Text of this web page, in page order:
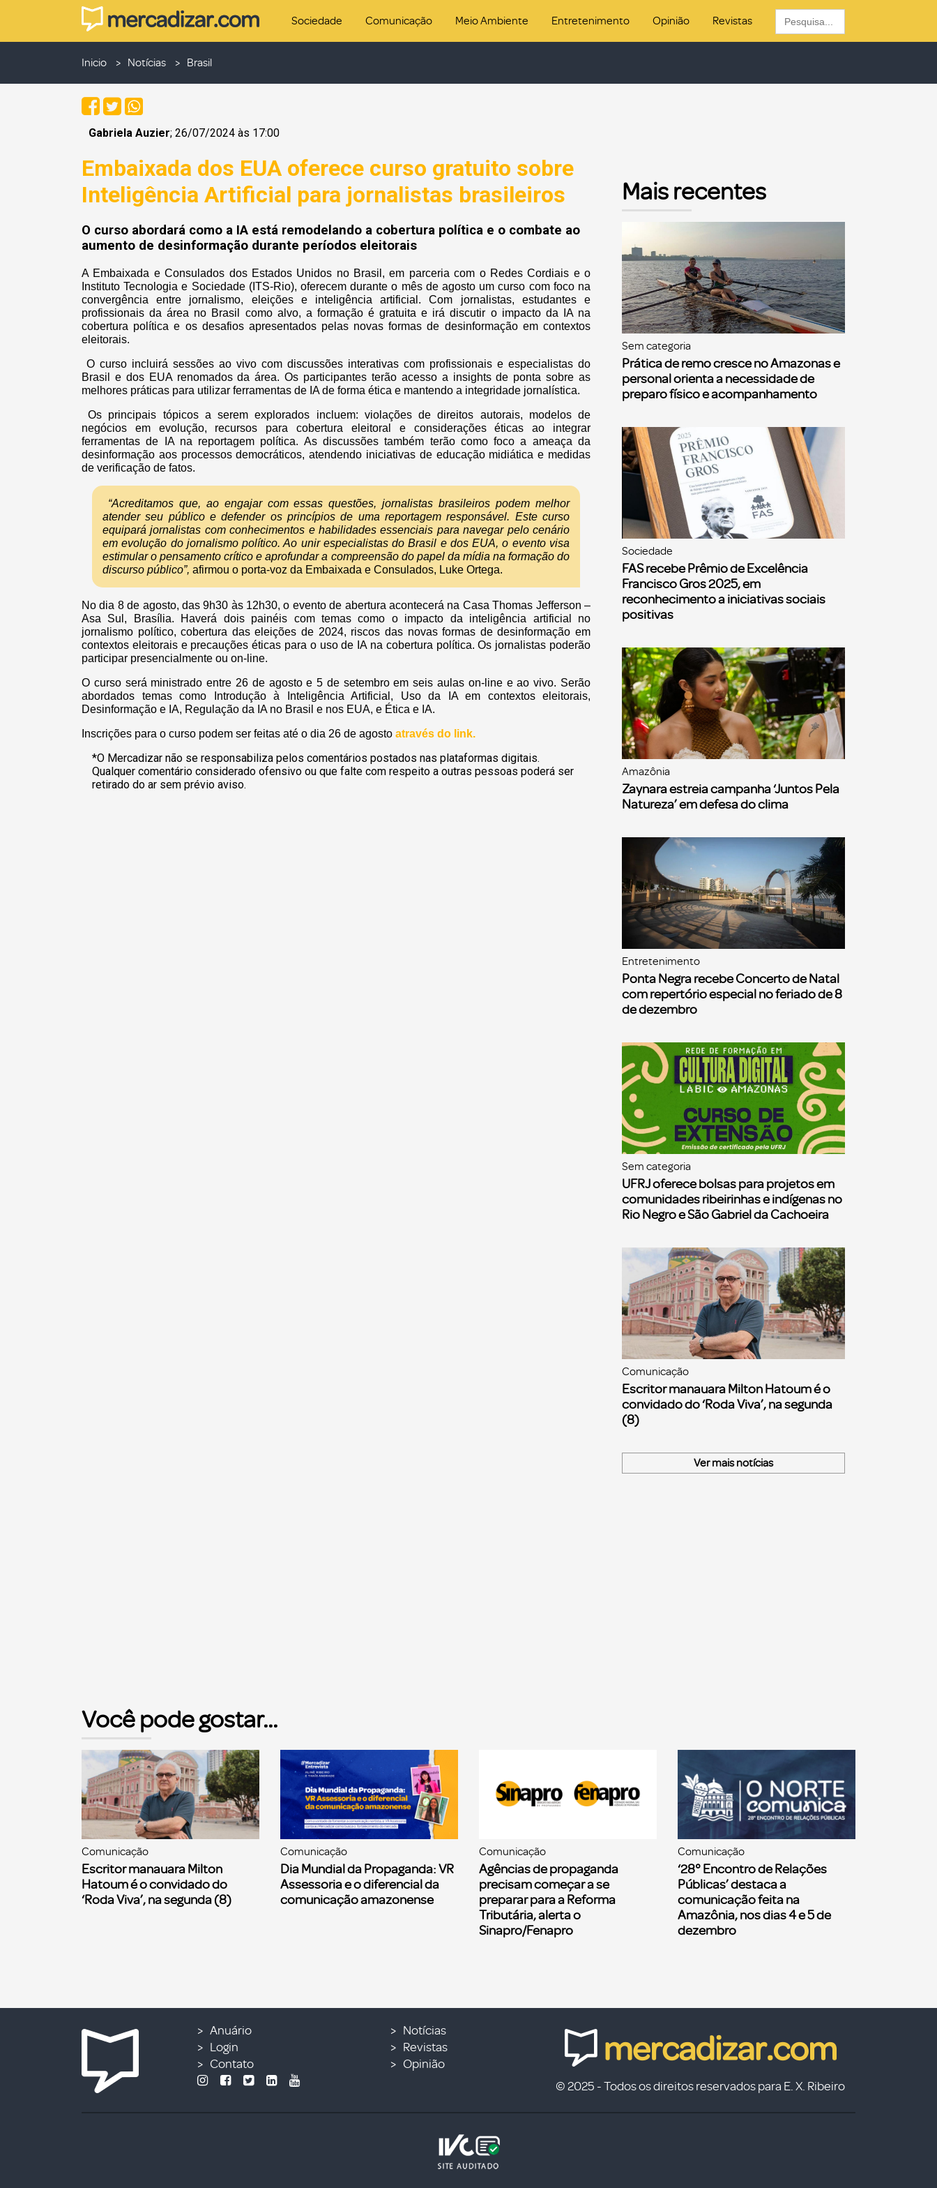
Sociedade Comunicação Meio Ambiente Entretenimento Opinião Revistas
Search
for:
Inicio Notícias Brasil
Gabriela Auzier; 26/07/2024 às 17:00
Embaixada dos EUA oferece curso gratuito sobre
Inteligência Artificial para jornalistas brasileiros
O curso abordará como a IA está remodelando a cobertura política e o combate ao
aumento de desinformação durante períodos eleitorais
A Embaixada e Consulados dos Estados Unidos no Brasil, em parceria com o Redes Cordiais e o
Instituto Tecnologia e Sociedade (ITS-Rio), oferecem durante o mês de agosto um curso com foco na
convergência entre jornalismo, eleições e inteligência artificial. Com jornalistas, estudantes e
profissionais da área no Brasil como alvo, a formação é gratuita e irá discutir o impacto da IA na
cobertura política e os desafios apresentados pelas novas formas de desinformação em contextos
eleitorais.
O curso incluirá sessões ao vivo com discussões interativas com profissionais e especialistas do
Brasil e dos EUA renomados da área. Os participantes terão acesso a insights de ponta sobre as
melhores práticas para utilizar ferramentas de IA de forma ética e mantendo a integridade jornalística.
Os principais tópicos a serem explorados incluem: violações de direitos autorais, modelos de
negócios em evolução, recursos para cobertura eleitoral e considerações éticas ao integrar
ferramentas de IA na reportagem política. As discussões também terão como foco a ameaça da
desinformação aos processos democráticos, atendendo iniciativas de educação midiática e medidas
de verificação de fatos.
“Acreditamos que, ao engajar com essas questões, jornalistas brasileiros podem melhor
atender seu público e defender os princípios de uma reportagem responsável. Este curso
equipará jornalistas com conhecimentos e habilidades essenciais para navegar pelo cenário
em evolução do jornalismo político. Ao unir especialistas do Brasil e dos EUA, o evento visa
estimular o pensamento crítico e aprofundar a compreensão do papel da mídia na formação do
discurso público”, afirmou o porta-voz da Embaixada e Consulados, Luke Ortega.
No dia 8 de agosto, das 9h30 às 12h30, o evento de abertura acontecerá na Casa Thomas Jefferson –
Asa Sul, Brasília. Haverá dois painéis com temas como o impacto da inteligência artificial no
jornalismo político, cobertura das eleições de 2024, riscos das novas formas de desinformação em
contextos eleitorais e precauções éticas para o uso de IA na cobertura política. Os jornalistas poderão
participar presencialmente ou on-line.
O curso será ministrado entre 26 de agosto e 5 de setembro em seis aulas on-line e ao vivo. Serão
abordados temas como Introdução à Inteligência Artificial, Uso da IA em contextos eleitorais,
Desinformação e IA, Regulação da IA no Brasil e nos EUA, e Ética e IA.
Inscrições para o curso podem ser feitas até o dia 26 de agosto através do link.
*O Mercadizar não se responsabiliza pelos comentários postados nas plataformas digitais.
Qualquer comentário considerado ofensivo ou que falte com respeito a outras pessoas poderá ser
retirado do ar sem prévio aviso.
Mais recentes
Sem categoria
Prática de remo cresce no Amazonas e
personal orienta a necessidade de
preparo físico e acompanhamento
Sociedade
FAS recebe Prêmio de Excelência
Francisco Gros 2025, em
reconhecimento a iniciativas sociais
positivas
Amazônia
Zaynara estreia campanha ‘Juntos Pela
Natureza’ em defesa do clima
Entretenimento
Ponta Negra recebe Concerto de Natal
com repertório especial no feriado de 8
de dezembro
Sem categoria
UFRJ oferece bolsas para projetos em
comunidades ribeirinhas e indígenas no
Rio Negro e São Gabriel da Cachoeira
Comunicação
Escritor manauara Milton Hatoum é o
convidado do ‘Roda Viva’, na segunda
(8)
Ver mais notícias
Você pode gostar...
Comunicação
Escritor manauara Milton
Hatoum é o convidado do
‘Roda Viva’, na segunda (8)
Comunicação
Dia Mundial da Propaganda: VR
Assessoria e o diferencial da
comunicação amazonense
Comunicação
Agências de propaganda
precisam começar a se
preparar para a Reforma
Tributária, alerta o
Sinapro/Fenapro
Comunicação
‘28° Encontro de Relações
Públicas’ destaca a
comunicação feita na
Amazônia, nos dias 4 e 5 de
dezembro
Anuário
Login
Contato
Notícias
Revistas
Opinião
© 2025 - Todos os direitos reservados para E. X. Ribeiro